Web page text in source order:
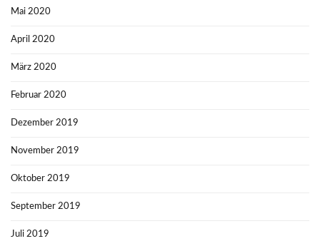
Mai 2020
April 2020
März 2020
Februar 2020
Dezember 2019
November 2019
Oktober 2019
September 2019
Juli 2019